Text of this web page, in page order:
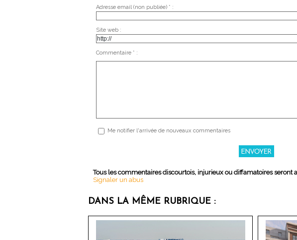
Adresse email (non publiée) * :
Site web :
Commentaire * :
Me notifier l'arrivée de nouveaux commentaires
Tous les commentaires discourtois, injurieux ou diffamatoires seront
Signaler un abus
DANS LA MÊME RUBRIQUE :